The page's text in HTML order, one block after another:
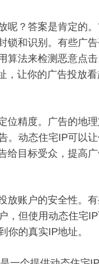
？答案是肯定的
锁和识别。有些广
算法来检测恶意点
，让你的广告投放
精度。广告的地理
。动态住宅IP可以
给目标受众，提高
账户的安全性。有
，但使用动态住宅
你的真实IP地址。